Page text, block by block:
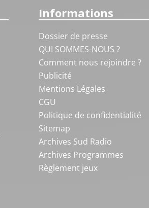
Informations
Dossier de presse
QUI SOMMES-NOUS ?
Comment nous rejoindre ?
Publicité
Mentions Légales
CGU
Politique de confidentialité
Sitemap
Archives Sud Radio
Archives Programmes
Règlement jeux